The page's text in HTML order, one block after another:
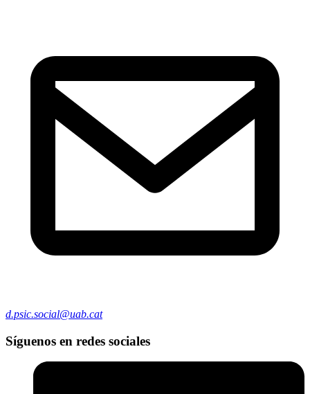
d.psic.social@uab.cat
Síguenos en redes sociales